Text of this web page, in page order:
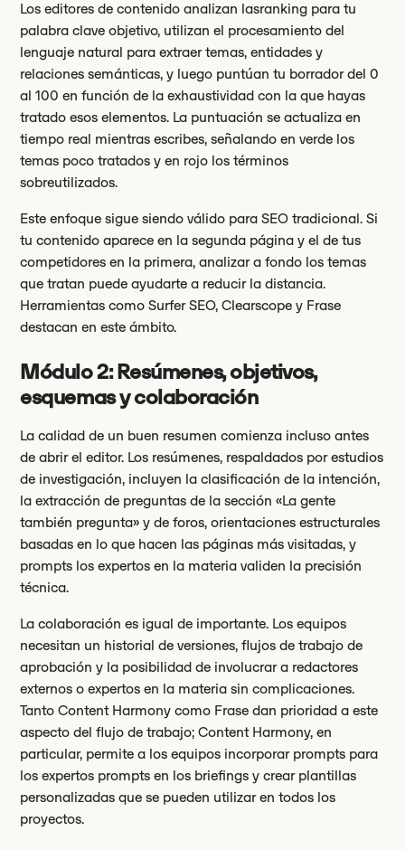
Los editores de contenido analizan lasranking para tu
palabra clave objetivo, utilizan el procesamiento del
lenguaje natural para extraer temas, entidades y
relaciones semánticas, y luego puntúan tu borrador del 0
al 100 en función de la exhaustividad con la que hayas
tratado esos elementos. La puntuación se actualiza en
tiempo real mientras escribes, señalando en verde los
temas poco tratados y en rojo los términos
sobreutilizados.
Este enfoque sigue siendo válido para SEO tradicional. Si
tu contenido aparece en la segunda página y el de tus
competidores en la primera, analizar a fondo los temas
que tratan puede ayudarte a reducir la distancia.
Herramientas como Surfer SEO, Clearscope y Frase
destacan en este ámbito.
Módulo 2: Resúmenes, objetivos,
esquemas y colaboración
La calidad de un buen resumen comienza incluso antes
de abrir el editor. Los resúmenes, respaldados por estudios
de investigación, incluyen la clasificación de la intención,
la extracción de preguntas de la sección «La gente
también pregunta» y de foros, orientaciones estructurales
basadas en lo que hacen las páginas más visitadas, y
prompts los expertos en la materia validen la precisión
técnica.
La colaboración es igual de importante. Los equipos
necesitan un historial de versiones, flujos de trabajo de
aprobación y la posibilidad de involucrar a redactores
externos o expertos en la materia sin complicaciones.
Tanto Content Harmony como Frase dan prioridad a este
aspecto del flujo de trabajo; Content Harmony, en
particular, permite a los equipos incorporar prompts para
los expertos prompts en los briefings y crear plantillas
personalizadas que se pueden utilizar en todos los
proyectos.